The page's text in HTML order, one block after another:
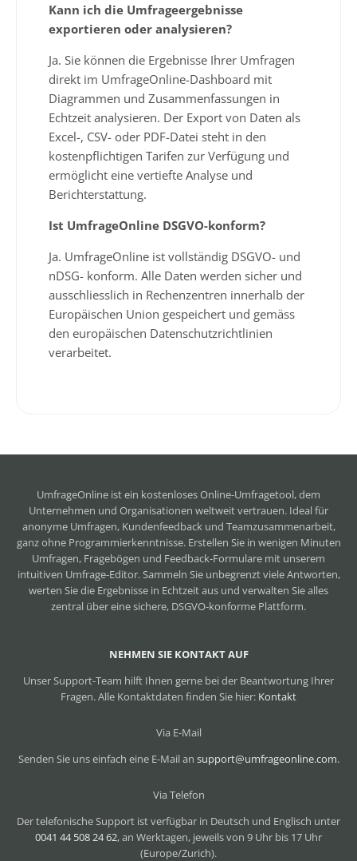
Kann ich die Umfrageergebnisse
exportieren oder analysieren?
Ja. Sie können die Ergebnisse Ihrer Umfragen
direkt im UmfrageOnline-Dashboard mit
Diagrammen und Zusammenfassungen in
Echtzeit analysieren. Der Export von Daten als
Excel-, CSV- oder PDF-Datei steht in den
kostenpflichtigen Tarifen zur Verfügung und
ermöglicht eine vertiefte Analyse und
Berichterstattung.
Ist UmfrageOnline DSGVO-konform?
Ja. UmfrageOnline ist vollständig DSGVO- und
nDSG- konform. Alle Daten werden sicher und
ausschliesslich in Rechenzentren innerhalb der
Europäischen Union gespeichert und gemäss
den europäischen Datenschutzrichtlinien
verarbeitet.
UmfrageOnline ist ein kostenloses Online-Umfragetool, dem
Unternehmen und Organisationen weltweit vertrauen. Ideal für
anonyme Umfragen, Kundenfeedback und Teamzusammenarbeit,
ganz ohne Programmierkenntnisse. Erstellen Sie in wenigen Minuten
Umfragen, Fragebögen und Feedback-Formulare mit unserem
intuitiven Umfrage-Editor. Sammeln Sie unbegrenzt viele Antworten,
werten Sie die Ergebnisse in Echtzeit aus und verwalten Sie alles
zentral über eine sichere, DSGVO-konforme Plattform.
NEHMEN SIE KONTAKT AUF
Unser Support-Team hilft Ihnen gerne bei der Beantwortung Ihrer
Fragen. Alle Kontaktdaten finden Sie hier: Kontakt
Via E-Mail
Senden Sie uns einfach eine E-Mail an support@umfrageonline.com.
Via Telefon
Der telefonische Support ist verfügbar in Deutsch und Englisch unter
0041 44 508 24 62, an Werktagen, jeweils von 9 Uhr bis 17 Uhr
(Europe/Zurich).